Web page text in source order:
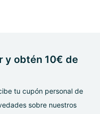
y obtén 10€ de
tu cupón personal de
sobre nuestros